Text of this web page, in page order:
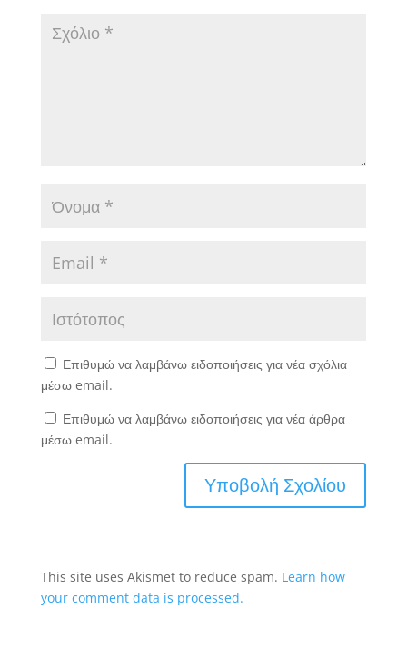
Επιθυμώ να λαμβάνω ειδοποιήσεις για νέα σχόλια
μέσω email.
Επιθυμώ να λαμβάνω ειδοποιήσεις για νέα άρθρα
μέσω email.
This site uses Akismet to reduce spam. Learn how
your comment data is processed.